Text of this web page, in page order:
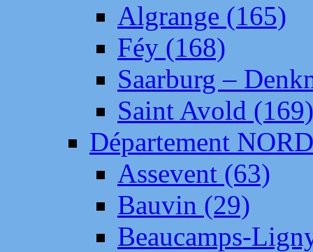
Algrange (165)
Féy (168)
Saarburg –
Saint Avold (169)
Département NORD
Assevent (63)
Bauvin (29)
Beaucamps-